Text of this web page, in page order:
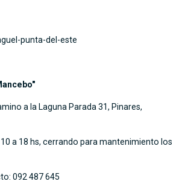
punta-del-este
a la Laguna Parada 31, Pinares,
a 18 hs, cerrando para mantenimiento los
092 487 645